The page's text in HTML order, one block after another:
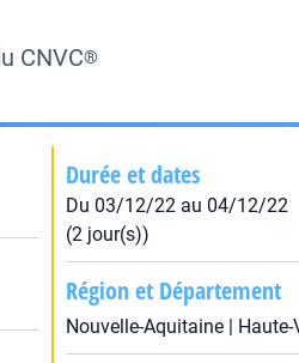
CNVC®
Durée et dates
Du 03/12/22 au 04/12/22
(2 jour(s))
Région et Département
Nouvelle-Aquitaine | Haute-